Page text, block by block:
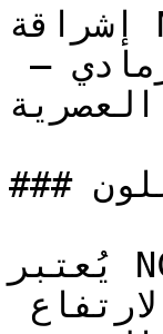
إشراقة NCS S 1510-R90B تحافظ على اتساع المكان الذي
### ما هي الغرف الأنسب لدهنها بلون NCS S 1510-R90B؟
يُعتبر NCS S 1510-R90B ممتازاً للأسقف والأجزاء العلوية